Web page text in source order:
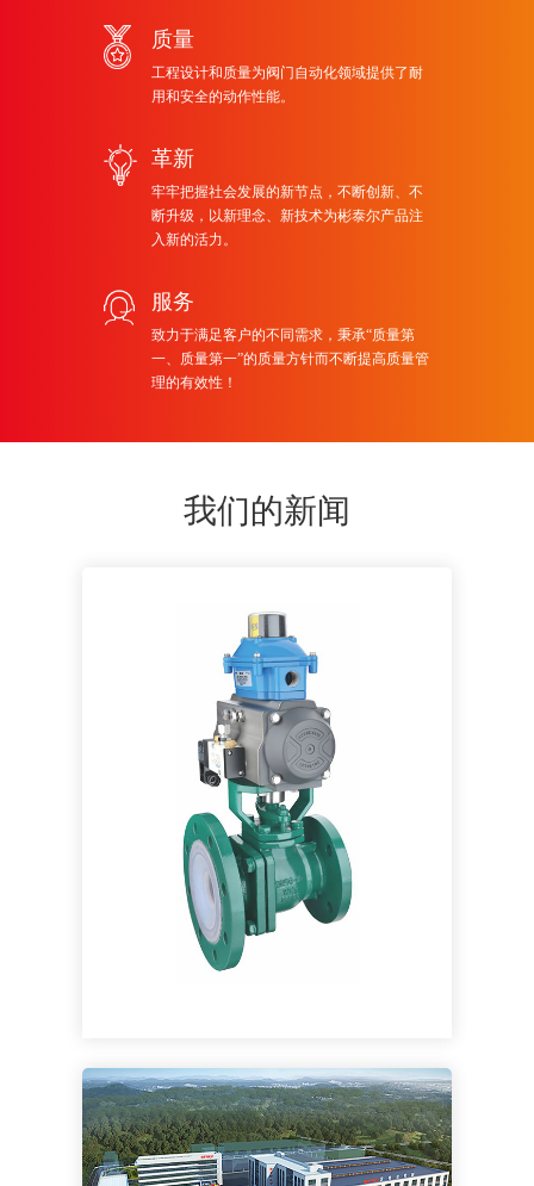
质量
工程设计和质量为阀门自动化领域提供了耐
用和安全的动作性能。
革新
牢牢把握社会发展的新节点，不断创新、不
断升级，以新理念、新技术为彬泰尔产品注
入新的活力。
服务
致力于满足客户的不同需求，秉承“质量第
一、质量第一”的质量方针而不断提高质量管
理的有效性！
我们的新闻
安全阀的作用与选型诀窍
制冷安全阀是保护制冷设备和系统安全的
自动泄压阀，可防止设备破裂、保护人员